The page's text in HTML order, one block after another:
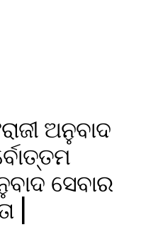
ଅନୁବାଦ
ସେବାର
|